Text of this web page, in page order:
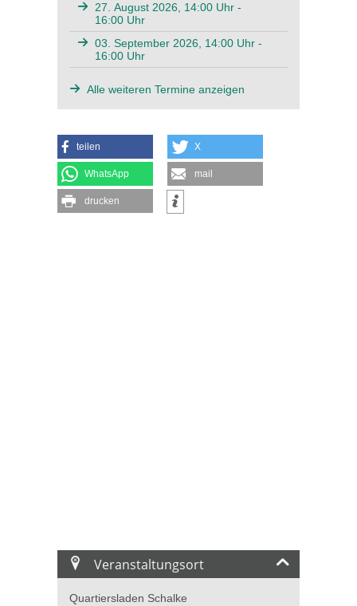
27. August 2026, 14:00 Uhr -
16:00 Uhr
03. September 2026, 14:00 Uhr -
16:00 Uhr
Alle weiteren Termine anzeigen
teilen X
WhatsApp mail
drucken
Veranstaltungsort
Quartiersladen Schalke